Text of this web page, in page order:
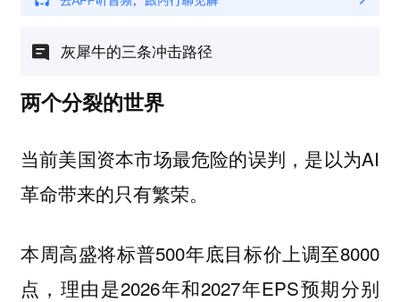
灰犀牛的三条冲击路径
两个分裂的世界
当前美国资本市场最危险的误判，是以为AI
革命带来的只有繁荣。
本周高盛将标普500年底目标价上调至8000
点，理由是2026年和2027年EPS预期分别